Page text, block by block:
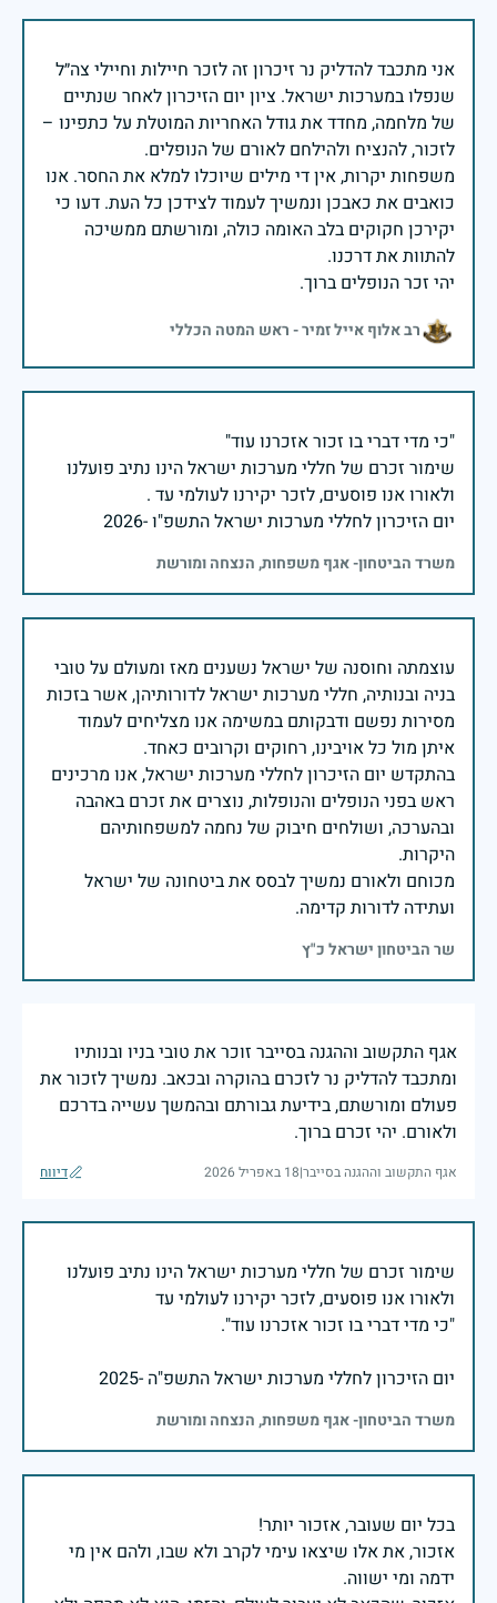
אני מתכבד להדליק נר זיכרון זה לזכר חיילות וחיילי צה״ל
שנפלו במערכות ישראל. ציון יום הזיכרון לאחר שנתיים
של מלחמה, מחדד את גודל האחריות המוטלת על כתפינו –
משפחות יקרות, אין די מילים שיוכלו למלא את החסר. אנו
כואבים את כאבכן ונמשיך לעמוד לצידכן כל העת. דעו כי
יקירכן חקוקים בלב האומה כולה, ומורשתם ממשיכה
יהי זכר הנופלים ברוך.
רב אלוף אייל זמיר - ראש המטה הכללי
שימור זכרם של חללי מערכות ישראל הינו נתיב פועלנו
יום הזיכרון לחללי מערכות ישראל התשפ"ו -2026
משרד הביטחון- אגף משפחות, הנצחה ומורשת
עוצמתה וחוסנה של ישראל נשענים מאז ומעולם על טובי
בניה ובנותיה, חללי מערכות ישראל לדורותיהן, אשר בזכות
מסירות נפשם ודבקותם במשימה אנו מצליחים לעמוד
בהתקדש יום הזיכרון לחללי מערכות ישראל, אנו מרכינים
ראש בפני הנופלים והנופלות, נוצרים את זכרם באהבה
ובהערכה, ושולחים חיבוק של נחמה למשפחותיהם
מכוחם ולאורם נמשיך לבסס את ביטחונה של ישראל
ועתידה לדורות קדימה.
שר הביטחון ישראל כ"ץ
אגף התקשוב וההגנה בסייבר זוכר את טובי בניו ובנותיו
ומתכבד להדליק נר לזכרם בהוקרה ובכאב. נמשיך לזכור את
פעולם ומורשתם, בידיעת גבורתם ובהמשך עשייה בדרכם
ולאורם. יהי זכרם ברוך.
אגף התקשוב וההגנה בסייבר|18 באפריל 2026 דיווח
שימור זכרם של חללי מערכות ישראל הינו נתיב פועלנו
יום הזיכרון לחללי מערכות ישראל התשפ"ה -2025
משרד הביטחון- אגף משפחות, הנצחה ומורשת
אזכור, את אלו שיצאו עימי לקרב ולא שבו, ולהם אין מי